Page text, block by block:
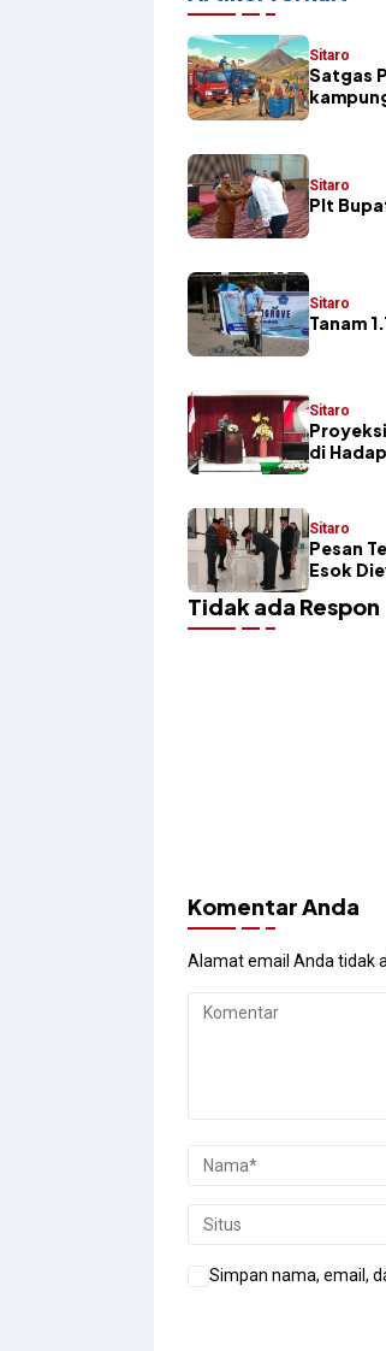
Sitaro
Satgas
Sitaro
​Plt
Sitaro
Tanam
Sitaro
di
Sitaro
Pesan
Esok
Tidak ada Respon
Komentar Anda
Alamat email Anda tidak
Simpan nama, email,